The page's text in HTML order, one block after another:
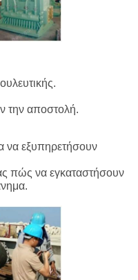
την αποστολή.
να εξυπηρετήσουν
πώς να εγκαταστήσουν